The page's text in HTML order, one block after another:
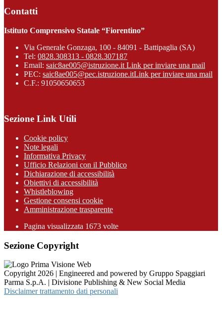
Contatti
Istituto Comprensivo Statale “Fiorentino”
Via Generale Gonzaga, 100 - 84091 - Battipaglia (SA)
Tel: 0828.308313 - 0828.307187
Email: saic8ae005@istruzione.it Link per inviare una mail
PEC: saic8ae005@pec.istruzione.itLink per inviare una mail
C.F.: 91050650653
Sezione Link Utili
Cookie policy
Note legali
Informativa Privacy
Ufficio Relazioni con il Pubblico
Dichiarazione di accessibilità
Obiettivi di accessibilità
Whistleblowing
Gestione consensi cookie
Amministrazione trasparente
Pagina visualizzata 1673 volte
Sezione Copyright
Copyright 2026 | Engineered and powered by Gruppo Spaggiari
Parma S.p.A. | Divisione Publishing & New Social Media
Disclaimer trattamento dati personali